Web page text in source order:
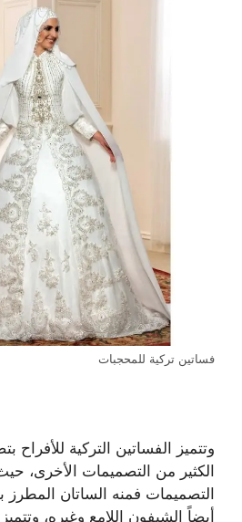
فساتين تركية للمحجبات
وتتميز الفساتين التركية
الكثير من التصميمات الأخرى،
التصميمات فمنه الساتان المطرز
أيضاً الشيفون اللامع وغيره،